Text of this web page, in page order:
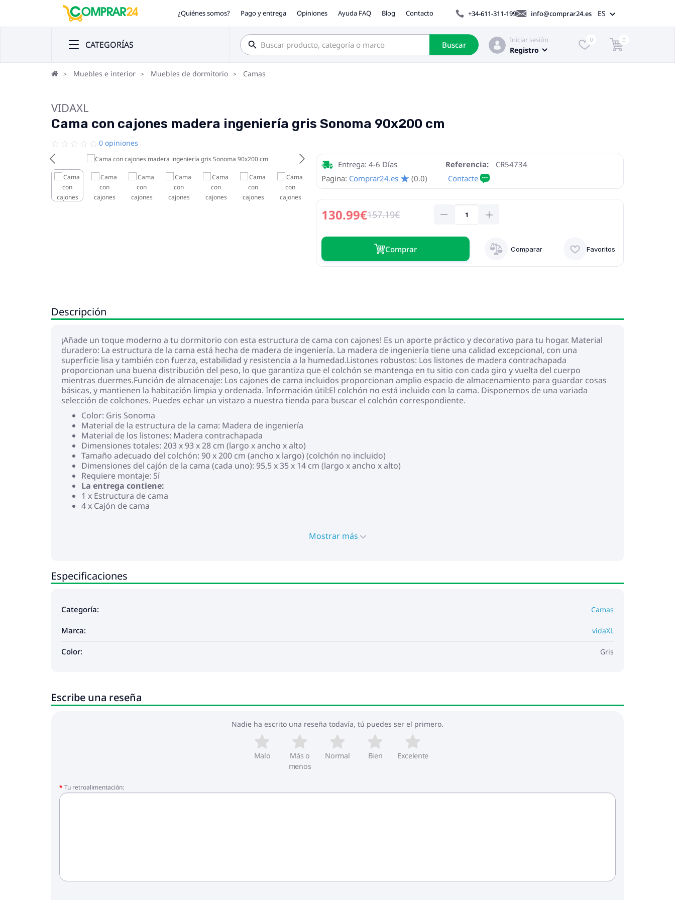
¿Quiénes somos? Pago y entrega Opiniones Ayuda FAQ Blog Contacto +34-611-311-199 info@comprar24.es ES
CATEGORÍAS Buscar
Iniciar sesión
Registro
0 0
Muebles e interior Muebles de dormitorio Camas
VIDAXL
Cama con cajones madera ingeniería gris Sonoma 90x200 cm
0 opiniones
Entrega: 4-6 Días Referencia:
CR54734
Pagina: Comprar24.es (0.0)
130.99€157.19€
Сomprar Favoritos
Comparar
Descripción
¡Añade un toque moderno a tu dormitorio con esta estructura de cama con cajones! Es un aporte práctico y decorativo para tu hogar. Material
duradero: La estructura de la cama está hecha de madera de ingeniería. La madera de ingeniería tiene una calidad excepcional, con una
superficie lisa y también con fuerza, estabilidad y resistencia a la humedad.Listones robustos: Los listones de madera contrachapada
proporcionan una buena distribución del peso, lo que garantiza que el colchón se mantenga en tu sitio con cada giro y vuelta del cuerpo
mientras duermes.Función de almacenaje: Los cajones de cama incluidos proporcionan amplio espacio de almacenamiento para guardar cosas
básicas, y mantienen la habitación limpia y ordenada. Información útil:El colchón no está incluido con la cama. Disponemos de una variada
selección de colchones. Puedes echar un vistazo a nuestra tienda para buscar el colchón correspondiente.
Color: Gris Sonoma
Material de la estructura de la cama: Madera de ingeniería
Material de los listones: Madera contrachapada
Dimensiones totales: 203 x 93 x 28 cm (largo x ancho x alto)
Tamaño adecuado del colchón: 90 x 200 cm (ancho x largo) (colchón no incluido)
Dimensiones del cajón de la cama (cada uno): 95,5 x 35 x 14 cm (largo x ancho x alto)
Requiere montaje: Sí
La entrega contiene:
1 x Estructura de cama
4 x Cajón de cama
Mostrar más
Especificaciones
Categoría: Camas
Marca: vidaXL
Color: Gris
Escribe una reseña
Nadie ha escrito una reseña todavía, tú puedes ser el primero.
Malo
Más o
menos
Normal Bien Excelente
Tu retroalimentación: